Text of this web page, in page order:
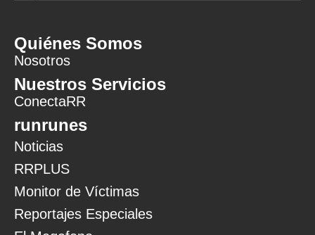
Quiénes Somos
Nosotros
Nuestros Servicios
ConectaRR
runrunes
Noticias
RRPLUS
Monitor de Víctimas
Reportajes Especiales